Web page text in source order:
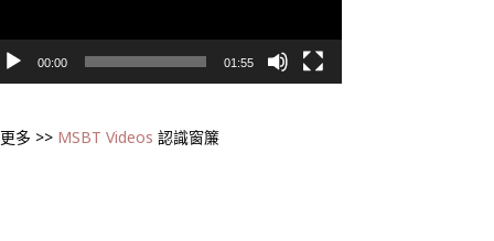
00:00 01:55
多 >> MSBT Videos 認識窗簾